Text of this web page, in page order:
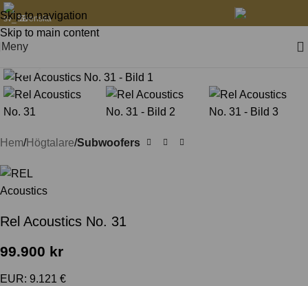
Skip to navigation
Skip to main content
Svenska
Meny
Hem Högtalare Subwoofers
Rel Acoustics No. 31
99.900 kr
EUR: 9.121 €